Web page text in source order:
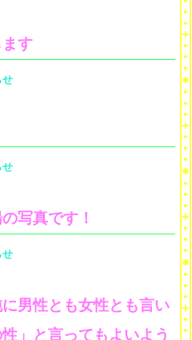
す
せ
せ
写真です！
せ
男性とも女性とも言い
」と言ってもよいよう